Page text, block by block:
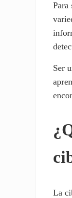
Para
Ser
La